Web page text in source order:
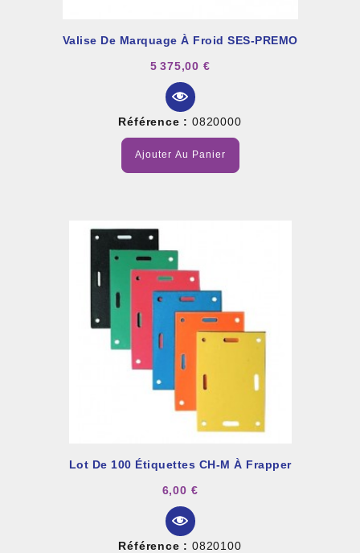
Valise De Marquage À Froid SES-PREMO
5 375,00 €
Référence : 0820000
Ajouter Au Panier
Lot De 100 Étiquettes CH-M À Frapper
6,00 €
Référence : 0820100